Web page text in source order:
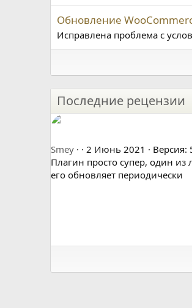
Обновление
Исправлена проблема с
Последние рецензии
Smey
5
.
0
2 Июнь 2021
Версия:
Плагин просто супер, один из
его обновляет периодически